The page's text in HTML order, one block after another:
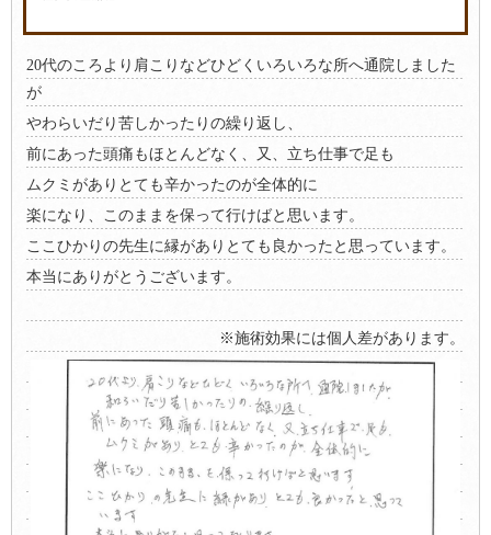
20代のころより肩こりなどひどくいろいろな所へ通院しました
が
やわらいだり苦しかったりの繰り返し、
前にあった頭痛もほとんどなく、又、立ち仕事で足も
ムクミがありとても辛かったのが全体的に
楽になり、このままを保って行けばと思います。
ここひかりの先生に縁がありとても良かったと思っています。
本当にありがとうございます。
※施術効果には個人差があります。